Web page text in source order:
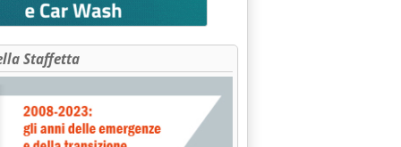
Staffetta